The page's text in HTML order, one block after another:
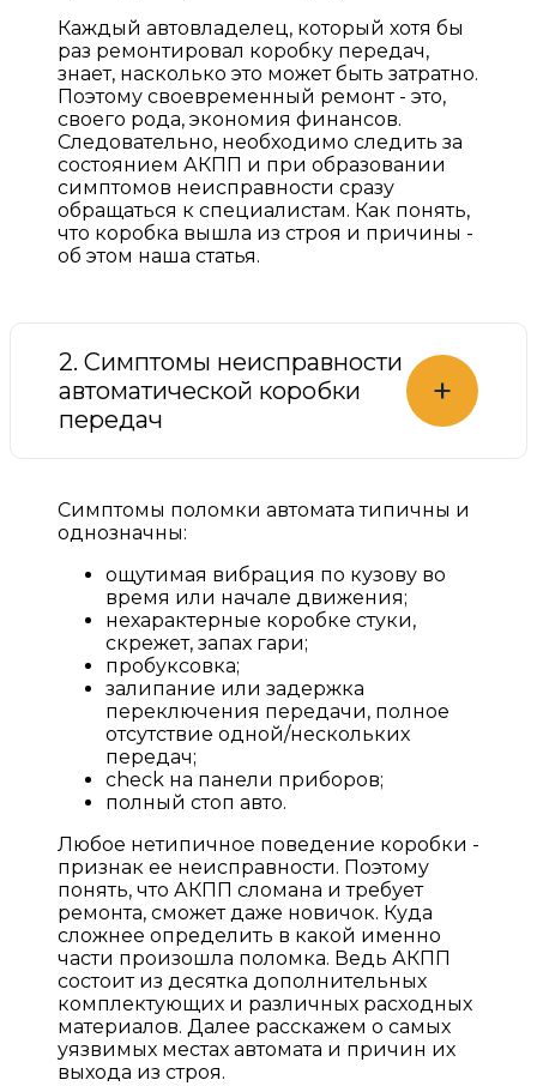
Каждый автовладелец, который хотя бы
раз ремонтировал коробку передач,
знает, насколько это может быть затратно.
Поэтому своевременный ремонт - это,
своего рода, экономия финансов.
Следовательно, необходимо следить за
состоянием АКПП и при образовании
симптомов неисправности сразу
обращаться к специалистам. Как понять,
что коробка вышла из строя и причины -
об этом наша статья.
2. Симптомы неисправности
автоматической коробки
передач
+
Симптомы поломки автомата типичны и
однозначны:
ощутимая вибрация по кузову во
время или начале движения;
нехарактерные коробке стуки,
скрежет, запах гари;
пробуксовка;
залипание или задержка
переключения передачи, полное
отсутствие одной/нескольких
передач;
check на панели приборов;
полный стоп авто.
Любое нетипичное поведение коробки -
признак ее неисправности. Поэтому
понять, что АКПП сломана и требует
ремонта, сможет даже новичок. Куда
сложнее определить в какой именно
части произошла поломка. Ведь АКПП
состоит из десятка дополнительных
комплектующих и различных расходных
материалов. Далее расскажем о самых
уязвимых местах автомата и причин их
выхода из строя.